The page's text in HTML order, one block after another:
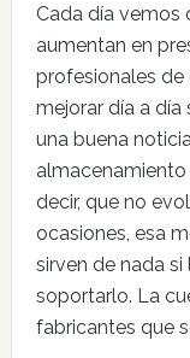
Cada día vemos
aumentan en
profesionales de
mejorar día a
una buena
decir, que no
ocasiones, esa
sirven de nada
soportarlo. La
fabricantes que